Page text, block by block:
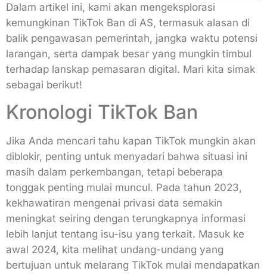
Dalam artikel ini, kami akan mengeksplorasi
kemungkinan TikTok Ban di AS, termasuk alasan di
balik pengawasan pemerintah, jangka waktu potensi
larangan, serta dampak besar yang mungkin timbul
terhadap lanskap pemasaran digital. Mari kita simak
sebagai berikut!
Kronologi TikTok Ban
Jika Anda mencari tahu kapan TikTok mungkin akan
diblokir, penting untuk menyadari bahwa situasi ini
masih dalam perkembangan, tetapi beberapa
tonggak penting mulai muncul. Pada tahun 2023,
kekhawatiran mengenai privasi data semakin
meningkat seiring dengan terungkapnya informasi
lebih lanjut tentang isu-isu yang terkait. Masuk ke
awal 2024, kita melihat undang-undang yang
bertujuan untuk melarang TikTok mulai mendapatkan